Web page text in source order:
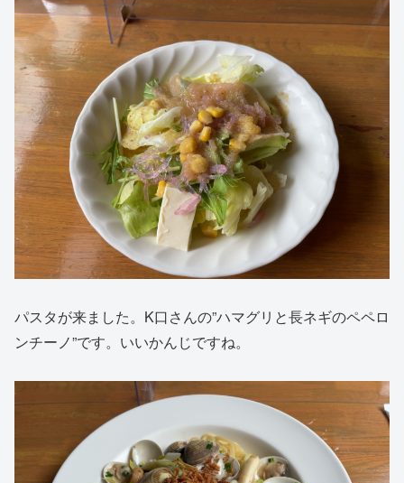
パスタが来ました。K口さんの”ハマグリと長ネギのペペロ
ンチーノ”です。いいかんじですね。